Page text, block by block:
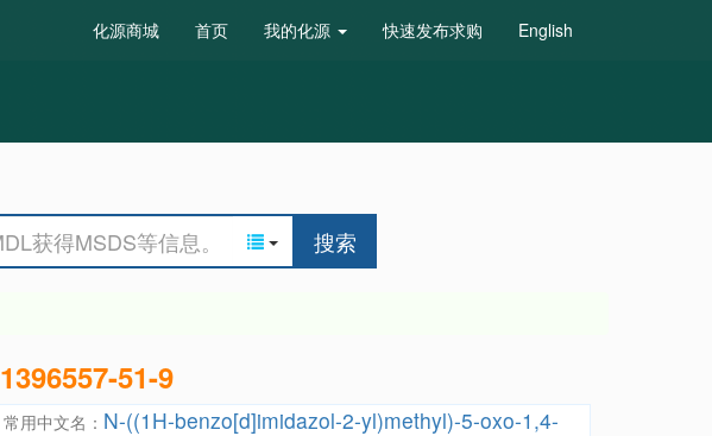
化源商城 首页 我的化源 快速发布求购 English
搜索
1396557-51-9
常用中文名： N-((1H-benzo[d]imidazol-2-yl)methyl)-5-oxo-1,4-